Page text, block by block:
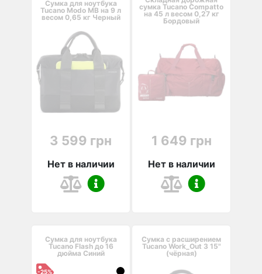
Сумка для ноутбука
Tucano Modo MB на 9 л
весом 0,65 кг Черный
3 599 грн
Нет в наличии
сумка Tucano Compatto
на 45 л весом 0,27 кг
Бордовый
1 649 грн
Нет в наличии
Сумка для ноутбука
Tucano Flash до 16
дюйма Синий
-25%
Сумка с расширением
Tucano Work_Out 3 15"
(чёрная)